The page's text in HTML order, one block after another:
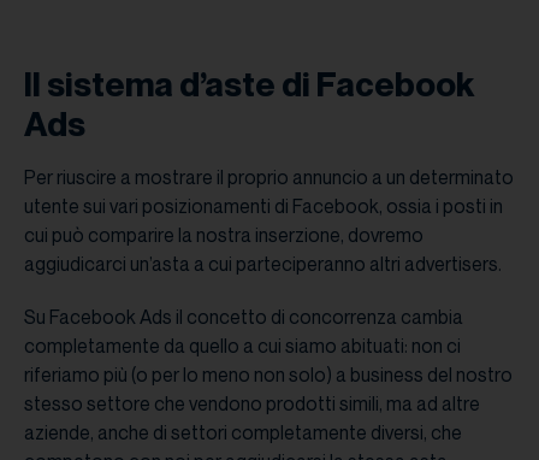
Il sistema d’aste di Facebook
Ads
Per riuscire a mostrare il proprio annuncio a un determinato
utente sui vari posizionamenti di Facebook, ossia i posti in
cui può comparire la nostra inserzione, dovremo
aggiudicarci un’asta a cui parteciperanno altri advertisers.
Su Facebook Ads il concetto di concorrenza cambia
completamente da quello a cui siamo abituati: non ci
riferiamo più (o per lo meno non solo) a business del nostro
stesso settore che vendono prodotti simili, ma ad altre
aziende, anche di settori completamente diversi, che